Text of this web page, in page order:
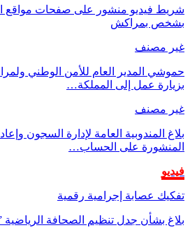
شريط فيديو منشور على صفحات مواقع
بشخص بمراكش
غير مصنف
حموشي المدير العام للأمن الوطني
بزيارة عمل إلى المملكة…
غير مصنف
بلاغ المندوبية العامة لإدارة السجون
المنشورة على الحساب…
فيديو
تفكيك عصابة إجرامية رقمية
بلاغ بشأن جدل تنظيم الصحافة الرياضية